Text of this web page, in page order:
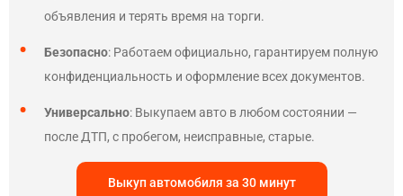
объявления и терять время на торги.
Безопасно: Работаем официально, гарантируем полную
конфиденциальность и оформление всех документов.
Универсально: Выкупаем авто в любом состоянии —
после ДТП, с пробегом, неисправные, старые.
Выкуп автомобиля за 30 минут